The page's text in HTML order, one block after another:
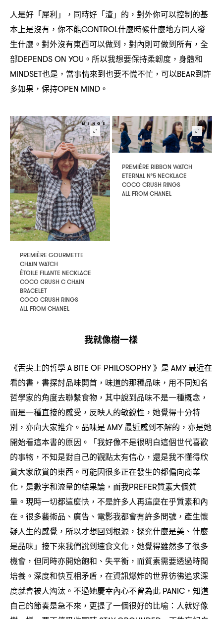
人是好「犀利」 ， 同時好「渣」的 ， 對外你可以控制的基
本上是沒有 ， 你不能CONTROL什麼時候什麼地方同人發
生什麼。對外沒有東西可以做到 ， 對內則可做到所有 ， 全
部DEPENDS ON YOU 。所以我想要保持柔韌度 ， 身體和
MINDSET也是 ， 當事情來到也要不慌不忙 ， 可以BEAR到許
多如果 ， 保持OPEN MIND 。
PREMIÈRE GOURMETTE
CHAIN WATCH
ÉTOILE FILANTE NECKLACE
COCO CRUSH C CHAIN
BRACELET
COCO CRUSH RINGS
ALL FROM CHANEL
PREMIÈRE RIBBON WATCH
ETERNAL N°5 NECKLACE
COCO CRUSH RINGS
ALL FROM CHANEL
我就像樹一樣
《舌尖上的哲學A BITE OF PHILOSOPHY》是 AMY最近在
看的書 ， 書探討品味開首 ， 味道的那種品味 ， 用不同知名
哲學家的角度去聯繫食物 ， 其中說到品味不是一種概念 ，
而是一種直接的感受 ， 反映人的敏銳性 ， 她覺得十分特
別 ， 亦向大家推介。品味是 AMY最近感到不解的 ， 亦是她
開始看這本書的原因。「我好像不是很明白這個世代喜歡
的事物 ， 不知是對自己的觀點太有信心 ， 還是我不懂得欣
賞大家欣賞的東西。可能因很多正在發生的都偏向商業
化 ， 是數字和流量的結果論 ， 而我PREFER質素大個質
量。現時一切都這麼快 ， 不是許多人再這麼在乎質素和內
在。很多藝術品、廣告、電影我都會有許多問號 ， 產生懷
疑人生的感覺 ， 所以才想回到根源 ， 探究什麼是美、什麼
是品味」接下來我們說到速食文化 ， 她覺得雖然多了很多
機會 ， 但同時亦開始飽和、失平衡 ， 而質素需要透過時間
培養。深度和快互相矛盾 ， 在資訊爆炸的世界彷彿追求深
度就會被人淘汰。不過她慶幸內心不曾為此 PANIC， 知道
自己的節奏是急不來 ， 更提了一個很好的比喻 ： 人就好像